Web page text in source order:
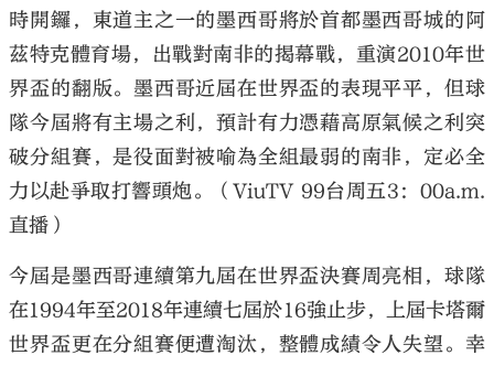
時開鑼，東道主之一的墨西哥將於首都墨西哥城的阿
茲特克體育場，出戰對南非的揭幕戰，重演2010年世
界盃的翻版。墨西哥近屆在世界盃的表現平平，但球
隊今屆將有主場之利，預計有力憑藉高原氣候之利突
破分組賽，是役面對被喻為全組最弱的南非，定必全
力以赴爭取打響頭炮。（ViuTV 99台周五3：00a.m.
直播）
今屆是墨西哥連續第九屆在世界盃決賽周亮相，球隊
在1994年至2018年連續七屆於16強止步，上屆卡塔爾
世界盃更在分組賽便遭淘汰，整體成績令人失望。幸